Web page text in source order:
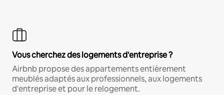
Vous cherchez des logements d'entreprise ?
Airbnb propose des appartements entièrement
meublés adaptés aux professionnels, aux logements
d'entreprise et pour le relogement.